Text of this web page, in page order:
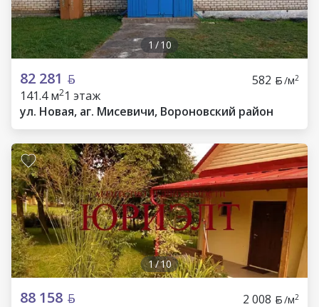
1 /10
82 281 582 /м2
141.4 м21 этаж
ул. Новая, аг. Мисевичи, Вороновский район
1/10
88 158 2 008 /м2